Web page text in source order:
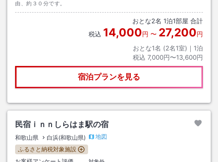
由、約３０分です。
おとな2名 1泊1部屋 合計
税込 14,000円 〜 27,200円
おとな1名 (2名1室)｜ 1泊
税込 7,000円〜13,600円
宿泊プランを見る
民宿ｉｎｎしらはま駅の宿
和歌山県 白浜(和歌山県)
地図
ふるさと納税対象施設